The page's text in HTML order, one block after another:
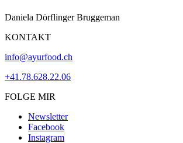
Daniela Dörflinger Bruggeman
KONTAKT
info@ayurfood.ch
+41.78.628.22.06
FOLGE MIR
Newsletter
Facebook
Instagram